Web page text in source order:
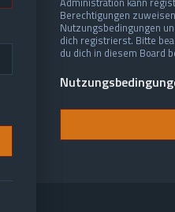
Berechtigungen
Nutzungsbedingungen
dich registrierst. Bitte
du dich in diesem Board